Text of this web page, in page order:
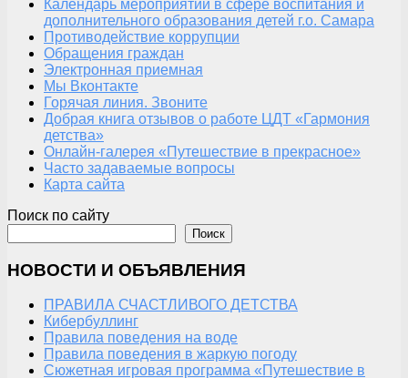
Календарь мероприятий в сфере воспитания и
дополнительного образования детей г.о. Самара
Противодействие коррупции
Обращения граждан
Электронная приемная
Мы Вконтакте
Горячая линия. Звоните
Добрая книга отзывов о работе ЦДТ «Гармония
детства»
Онлайн-галерея «Путешествие в прекрасное»
Часто задаваемые вопросы
Карта сайта
Поиск по сайту
Поиск
НОВОСТИ И ОБЪЯВЛЕНИЯ
ПРАВИЛА СЧАСТЛИВОГО ДЕТСТВА
Кибербуллинг
Правила поведения на воде
Правила поведения в жаркую погоду
Сюжетная игровая программа «Путешествие в